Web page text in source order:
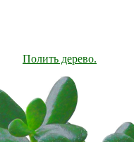
Полить дерево.